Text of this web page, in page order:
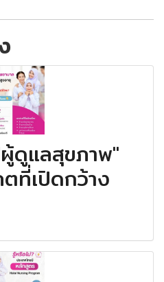
ดูแลสุขภาพ"
ที่เปิดกว้าง